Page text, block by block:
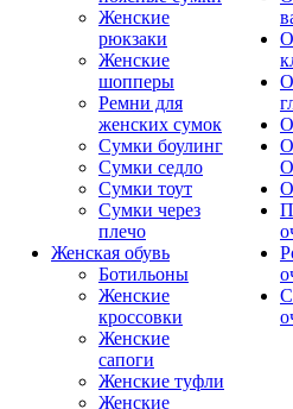
Женские
рюкзаки
Женские
шопперы
Ремни для
женских сумок
Сумки боулинг
Сумки седло
Сумки тоут
Сумки через
плечо
Женская обувь
Ботильоны
Женские
кроссовки
Женские
сапоги
Женские туфли
Женские